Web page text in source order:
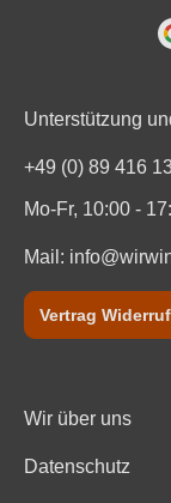
Unterstützung
+49 (0) 89 416
Mo-Fr, 10:00 -
Mail:
Vertrag Widerruf
Wir über uns
Datenschutz